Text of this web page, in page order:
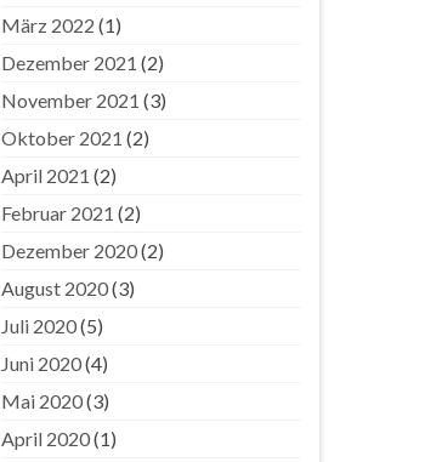
März 2022 (1)
Dezember 2021 (2)
November 2021 (3)
Oktober 2021 (2)
April 2021 (2)
Februar 2021 (2)
Dezember 2020(2)
August 2020(3)
Juli 2020(5)
Juni 2020(4)
Mai 2020(3)
April 2020(1)